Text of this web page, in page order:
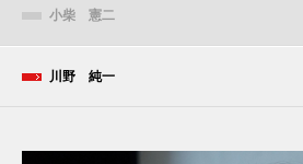
小柴 憲二
川野 純一